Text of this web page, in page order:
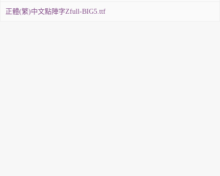
正體(繁)中文點陣字Zfull-BIG5.ttf